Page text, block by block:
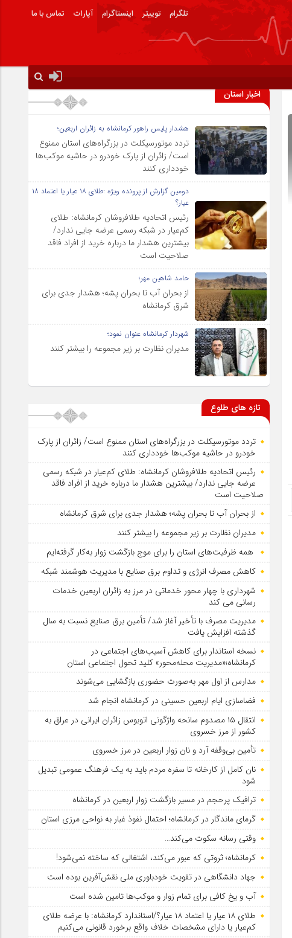
تلگرام توییتر اینستاگرام آپارات تماس با ما
اخبار استان
هشدار پلیس راهور کرمانشاه به زائران اربعین؛
تردد موتورسیکلت در بزرگراه‌های استان ممنوع
است/ زائران از پارک خودرو در حاشیه موکب‌ها
خودداری کنند
دومین گزارش از پرونده ویژه :طلای ۱۸ عیار یا اعتماد ۱۸
عیار؟
رئیس اتحادیه طلافروشان کرمانشاه: طلای
کم‌عیار در شبکه رسمی عرضه جایی ندارد/
بیشترین هشدار ما درباره خرید از افراد فاقد
صلاحیت است
حامد شاهین مهر؛
از بحران آب تا بحران پشه؛ هشدار جدی برای
شرق کرمانشاه
شهردار کرمانشاه عنوان نمود؛
مدیران نظارت بر زیر مجموعه را بیشتر کنند
تازه های طلوع
تردد موتورسیکلت در بزرگراه‌های استان ممنوع است/ زائران از پارک
خودرو در حاشیه موکب‌ها خودداری کنند
رئیس اتحادیه طلافروشان کرمانشاه: طلای کم‌عیار در شبکه رسمی
عرضه جایی ندارد/ بیشترین هشدار ما درباره خرید از افراد فاقد
صلاحیت است
از بحران آب تا بحران پشه؛ هشدار جدی برای شرق کرمانشاه
مدیران نظارت بر زیر مجموعه را بیشتر کنند
همه ظرفیت‌های استان را برای موج بازگشت زوار به‌کار گرفته‌ایم
کاهش مصرف انرژی و تداوم برق صنایع با مدیریت هوشمند شبکه
شهرداری با چهار محور خدماتی در مرز به زائران اربعین خدمات
رسانی می کند
مدیریت مصرف با تأخیر آغاز شد/ تأمین برق صنایع نسبت به سال
گذشته افزایش یافت
نسخه استاندار برای کاهش آسیب‌های اجتماعی در
کرمانشاه؛«مدیریت محله‌محور» کلید تحول اجتماعی استان
مدارس از اول مهر به‌صورت حضوری بازگشایی می‌شوند
فضاسازی ایام اربعین حسینی در کرمانشاه انجام شد
انتقال ۱۵ مصدوم سانحه واژگونی اتوبوس زائران ایرانی در عراق به
کشور از مرز خسروی
تأمین بی‌وقفه آرد و نان زوار اربعین در مرز خسروی
نان کامل از کارخانه تا سفره مردم باید به یک فرهنگ عمومی تبدیل
شود
ترافیک پرحجم در مسیر بازگشت زوار اربعین در کرمانشاه
گرمای ماندگار در کرمانشاه؛ احتمال نفوذ غبار به نواحی مرزی استان
وقتی رسانه سکوت می‌کند…
کرمانشاه؛ ثروتی که عبور می‌کند، اشتغالی که ساخته نمی‌شود!
جهاد دانشگاهی در تقویت خودباوری ملی نقش‌آفرین بوده است
آب و یخ کافی برای تمام زوار و موکب‌ها تامین شده است
طلای ۱۸ عیار یا اعتماد ۱۸ عیار؟/استاندارد کرمانشاه: با عرضه طلای
کم‌عیار یا دارای مشخصات خلاف واقع برخورد قانونی می‌کنیم